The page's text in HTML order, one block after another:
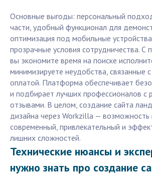
Основные выгоды: персональный
части, удобный функционал для
оптимизация под мобильные
прозрачные условия сотрудничества.
вы экономите время на поиске
минимизируете неудобства, связанные
оплатой. Платформа обеспечивает
и подбирает лучших профессионалов с
отзывами. В целом, создание сайта
дизайна через Workzilla — возможность
современный, привлекательный и
лишних сложностей.
Технические нюансы и
нужно знать про создание